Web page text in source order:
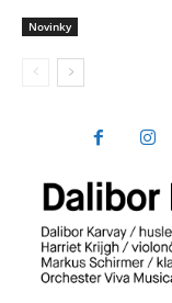
Novinky